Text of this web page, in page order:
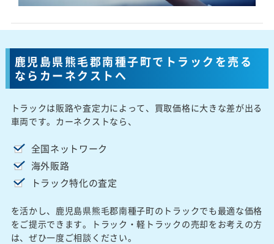
鹿児島県熊毛郡南種子町でトラックを売る
ならカーネクストへ
トラックは販路や査定力によって、買取価格に大きな差が出る
車両です。カーネクストなら、
全国ネットワーク
海外販路
トラック特化の査定
を活かし、鹿児島県熊毛郡南種子町のトラックでも最適な価格
をご提示できます。トラック・軽トラックの売却をお考えの方
は、ぜひ一度ご相談ください。